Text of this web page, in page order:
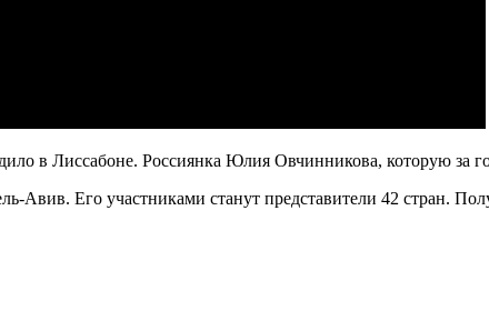
в Лиссабоне. Россиянка Юлия Овчинникова, которую за
Авив. Его участниками станут представители 42 стран.